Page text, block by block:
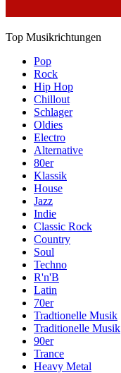
Top Musikrichtungen
Pop
Rock
Hip Hop
Chillout
Schlager
Oldies
Electro
Alternative
80er
Klassik
House
Jazz
Indie
Classic Rock
Country
Soul
Techno
R'n'B
Latin
70er
Tradtionelle Musik
Traditionelle Musik
90er
Trance
Heavy Metal